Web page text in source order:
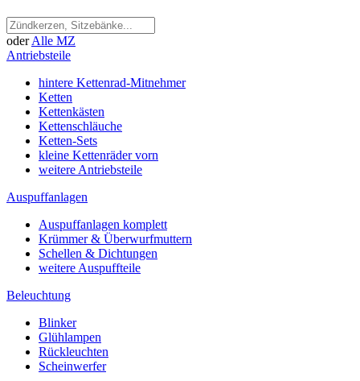
oder Alle MZ
Antriebsteile
hintere Kettenrad-Mitnehmer
Ketten
Kettenkästen
Kettenschläuche
Ketten-Sets
kleine Kettenräder vorn
weitere Antriebsteile
Auspuffanlagen
Auspuffanlagen komplett
Krümmer & Überwurfmuttern
Schellen & Dichtungen
weitere Auspuffteile
Beleuchtung
Blinker
Glühlampen
Rückleuchten
Scheinwerfer